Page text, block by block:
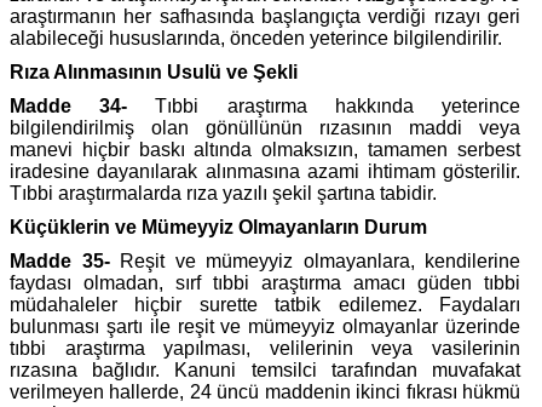
araştırmanın her safhasında başlangıçta verdiği rızayı geri
alabileceği hususlarında, önceden yeterince bilgilendirilir.
Rıza Alınmasının Usulü ve Şekli
Madde 34- Tıbbi araştırma hakkında yeterince
bilgilendirilmiş olan gönüllünün rızasının maddi veya
manevi hiçbir baskı altında olmaksızın, tamamen serbest
iradesine dayanılarak alınmasına azami ihtimam gösterilir.
Tıbbi araştırmalarda rıza yazılı şekil şartına tabidir.
Küçüklerin ve Mümeyyiz Olmayanların Durum
Madde 35-Reşit ve mümeyyiz olmayanlara, kendilerine
faydası olmadan, sırf tıbbi araştırma amacı güden tıbbi
müdahaleler hiçbir surette tatbik edilemez. Faydaları
bulunması şartı ile reşit ve mümeyyiz olmayanlar üzerinde
tıbbi araştırma yapılması, velilerinin veya vasilerinin
rızasına bağlıdır. Kanuni temsilci tarafından muvafakat
verilmeyen hallerde, 24 üncü maddenin ikinci fıkrası hükmü